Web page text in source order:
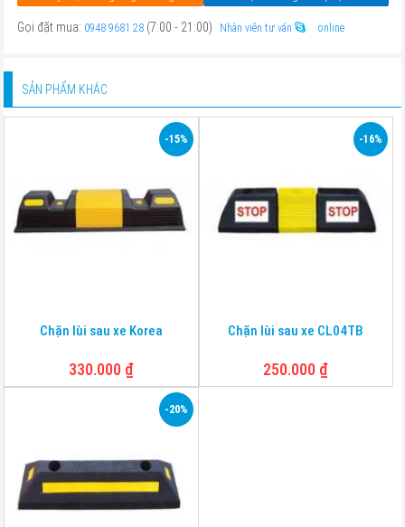
Gọi đặt mua: 0948 9681 28 (7:00 - 21:00) Nhân viên tư vấn online
SẢN PHẨM KHÁC
-15%
Chặn lùi sau xe Korea
330.000 ₫
-16%
Chặn lùi sau xe CL04TB
250.000 ₫
-20%